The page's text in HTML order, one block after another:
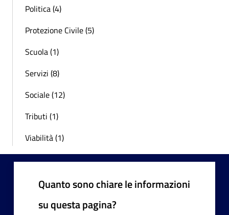
Politica (4)
Protezione Civile (5)
Scuola (1)
Servizi (8)
Sociale (12)
Tributi (1)
Viabilità (1)
Quanto sono chiare le informazioni
su questa pagina?